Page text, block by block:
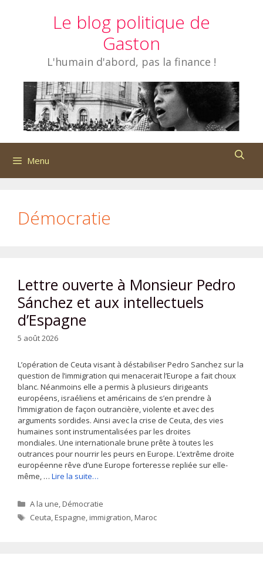
Le blog politique de
Gaston
L'humain d'abord, pas la finance !
Menu
Démocratie
Lettre ouverte à Monsieur Pedro
Sánchez et aux intellectuels
d’Espagne
5 août 2026
L’opération de Ceuta visant à déstabiliser Pedro Sanchez sur la
question de l’immigration qui menacerait l’Europe a fait choux
blanc. Néanmoins elle a permis à plusieurs dirigeants
européens, israéliens et américains de s’en prendre à
l’immigration de façon outrancière, violente et avec des
arguments sordides. Ainsi avec la crise de Ceuta, des vies
humaines sont instrumentalisées par les droites
mondiales. Une internationale brune prête à toutes les
outrances pour nourrir les peurs en Europe. L’extrême droite
européenne rêve d’une Europe forteresse repliée sur elle-
même, … Lire la suite…
Catégories
A la une,Démocratie
Étiquettes
Ceuta,Espagne,immigration,Maroc